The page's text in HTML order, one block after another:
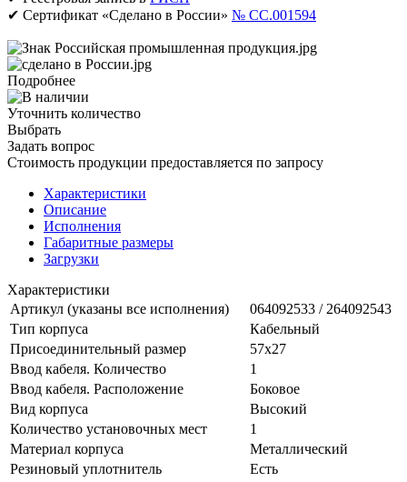
✔ Сертификат «Сделано в России» № CC.001594
Подробнее
Уточнить количество
Выбрать
Задать вопрос
Стоимость продукции предоставляется по запросу
Характеристики
Описание
Исполнения
Габаритные размеры
Загрузки
Характеристики
Артикул (указаны все исполнения)
064092533 / 264092543
Тип корпуса
Кабельный
Присоединительный размер
57х27
Ввод кабеля. Количество
1
Ввод кабеля. Расположение
Боковое
Вид корпуса
Высокий
Количество установочных мест
1
Материал корпуса
Металлический
Резиновый уплотнитель
Есть